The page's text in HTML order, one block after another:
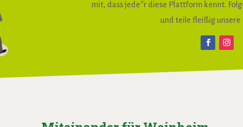
mit, dass jede*r diese Plattform kennt.
und teile fleißig unsere